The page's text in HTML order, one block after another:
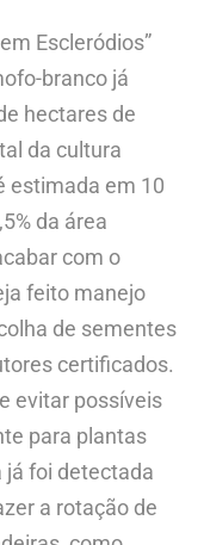
Escleródios”
branco já
hectares de
da cultura
estimada em 10
da área
com o
feito manejo
de sementes
certificados.
evitar possíveis
para plantas
já foi detectada
a rotação de